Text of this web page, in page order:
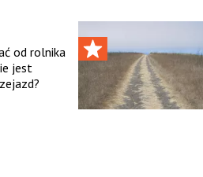
od rolnika
jest